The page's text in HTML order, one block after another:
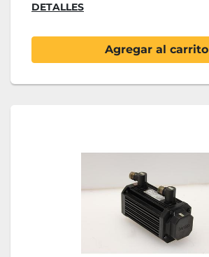
DETALLES
Agregar al carrito